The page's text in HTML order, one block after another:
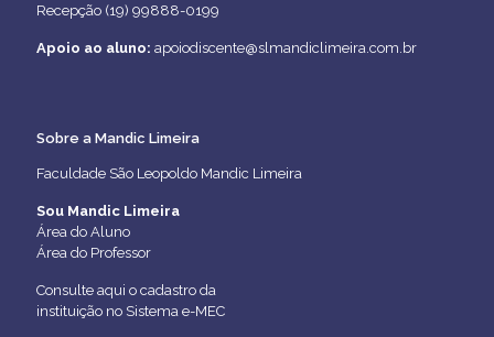
Recepção (19) 99888-0199
Apoio ao aluno: apoiodiscente@slmandiclimeira.com.br
Sobre a Mandic Limeira
Faculdade São Leopoldo Mandic Limeira
Sou Mandic Limeira
Área do Aluno
Área do Professor
Consulte aqui o cadastro da
instituição no Sistema e-MEC